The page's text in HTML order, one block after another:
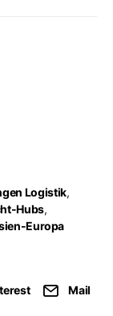
Logistik,
Hubs,
Europa
Mail